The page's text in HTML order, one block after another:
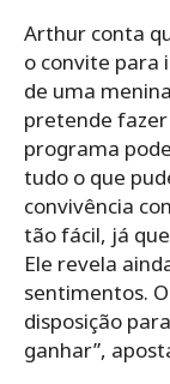
Arthur conta
o convite para
de uma
pretende
programa
tudo o que
convivência
tão fácil, já
Ele revela
sentimentos.
disposição
ganhar”,